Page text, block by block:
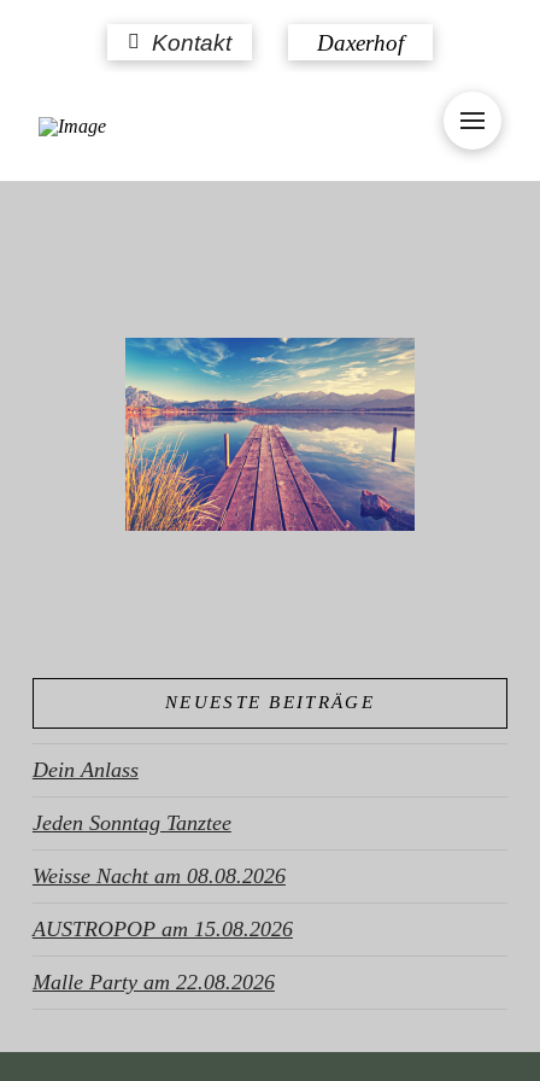
Kontakt Daxerhof
NEUESTE BEITRÄGE
Dein Anlass
Jeden Sonntag Tanztee
Weisse Nacht am 08.08.2026
AUSTROPOP am 15.08.2026
Malle Party am 22.08.2026